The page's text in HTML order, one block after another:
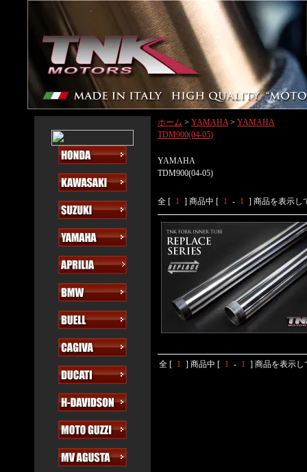
ホーム > YAMAHA> YAMAHA
TDM900(04-05)
YAMAHA
TDM900(04-05)
全 [ 1 ] 商品中 [ 1 - 1 ] 商品を表示し
全 [ 1 ] 商品中 [ 1 - 1 ] 商品を表示し